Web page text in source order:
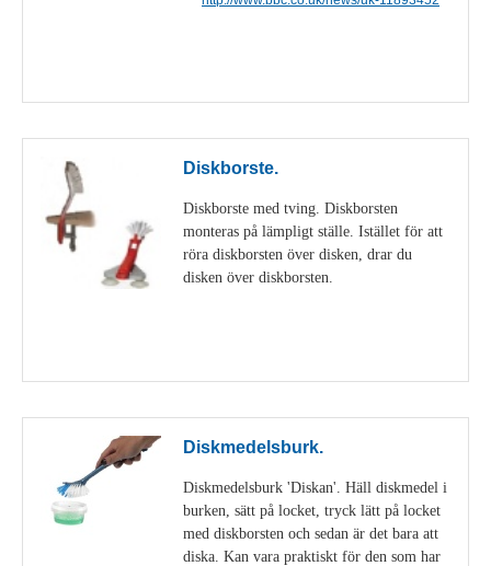
Diskborste.
Diskborste med tving. Diskborsten
monteras på lämpligt ställe. Istället för att
röra diskborsten över disken, drar du
disken över diskborsten.
Diskmedelsburk.
Diskmedelsburk 'Diskan'. Häll diskmedel i
burken, sätt på locket, tryck lätt på locket
med diskborsten och sedan är det bara att
diska. Kan vara praktiskt för den som har